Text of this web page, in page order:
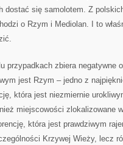
dostać się samolotem. Z
o Rzym i Mediolan. I to
przypadkach zbiera negatywne
jest Rzym – jedno z
która jest niezmiernie
miejscowości zlokalizowane
która jest prawdziwym
Krzywej Wieży, lecz